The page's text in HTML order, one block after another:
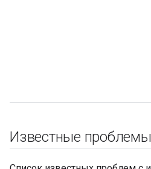
Известные проблемы